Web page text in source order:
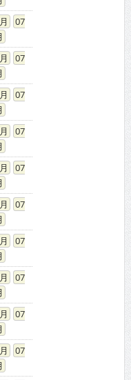
07
07
07
07
07
07
07
07
07
07